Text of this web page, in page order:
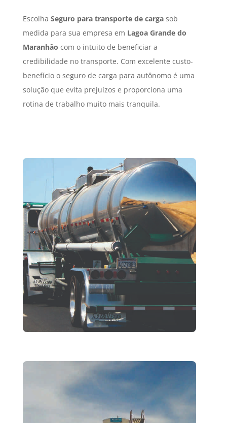
Escolha Seguro para transporte de cargasob
medida para sua empresa em Lagoa Grande do
Maranhão com o intuito de beneficiar a
credibilidade no transporte. Com excelente custo-
benefício o seguro de carga para autônomo é uma
solução que evita prejuízos e proporciona uma
rotina de trabalho muito mais tranquila.